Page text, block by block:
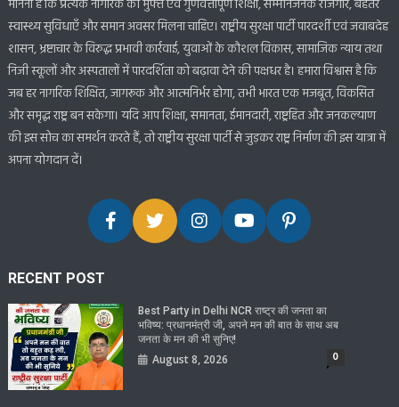
मानना है कि प्रत्येक नागरिक को मुफ्त एवं गुणवत्तापूर्ण शिक्षा, सम्मानजनक रोजगार, बेहतर
स्वास्थ्य सुविधाएँ और समान अवसर मिलना चाहिए। राष्ट्रीय सुरक्षा पार्टी पारदर्शी एवं जवाबदेह
शासन, भ्रष्टाचार के विरुद्ध प्रभावी कार्रवाई, युवाओं के कौशल विकास, सामाजिक न्याय तथा
निजी स्कूलों और अस्पतालों में पारदर्शिता को बढ़ावा देने की पक्षधर है। हमारा विश्वास है कि
जब हर नागरिक शिक्षित, जागरूक और आत्मनिर्भर होगा, तभी भारत एक मजबूत, विकसित
और समृद्ध राष्ट्र बन सकेगा। यदि आप शिक्षा, समानता, ईमानदारी, राष्ट्रहित और जनकल्याण
की इस सोच का समर्थन करते हैं, तो राष्ट्रीय सुरक्षा पार्टी से जुड़कर राष्ट्र निर्माण की इस यात्रा में
अपना योगदान दें।
RECENT POST
Best Party in Delhi NCR राष्ट्र की जनता का
भविष्य: प्रधानमंत्री जी, अपने मन की बात के साथ अब
जनता के मन की भी सुनिए!
August 8, 2026 0